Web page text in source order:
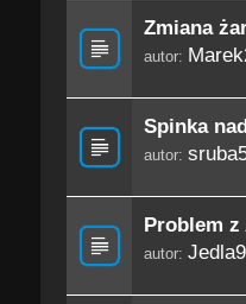
Zmiana
autor:
Spinka
autor:
Problem z
autor: